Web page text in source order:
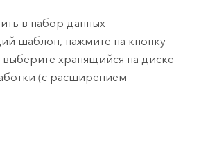
в набор данных
шаблон, нажмите на кнопку
выберите хранящийся на диске
(с расширением